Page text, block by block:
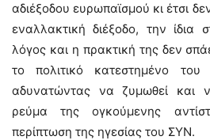
αδιέξοδου ευρωπαϊσμού κι έτσι
εναλλακτική διέξοδο, την ίδια
λόγος και η πρακτική της δεν
το πολιτικό κατεστημένο του
αδυνατώντας να ζυμωθεί και
ρεύμα της ογκούμενης
περίπτωση της ηγεσίας του ΣΥΝ.